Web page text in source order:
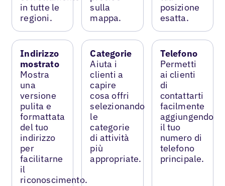
in tutte le
regioni.
sulla
mappa.
posizione
esatta.
Indirizzo
mostrato
Mostra
una
versione
pulita e
formattata
del tuo
indirizzo
per
facilitarne
il
riconoscimento.
Categorie
Aiuta i
clienti a
capire
cosa offri
selezionando
le
categorie
di attività
più
appropriate.
Telefono
Permetti
ai clienti
di
contattarti
facilmente
aggiungendo
il tuo
numero di
telefono
principale.